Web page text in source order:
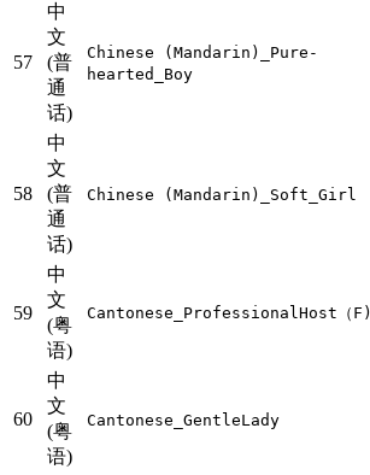
57
中
文
(普
通
话)
Chinese (Mandarin)_Pure-
hearted_Boy
58
中
文
(普
通
话)
Chinese (Mandarin)_Soft_Girl
59
中
文
(粤
语)
Cantonese_ProfessionalHost（F)
60
中
文
(粤
语)
Cantonese_GentleLady